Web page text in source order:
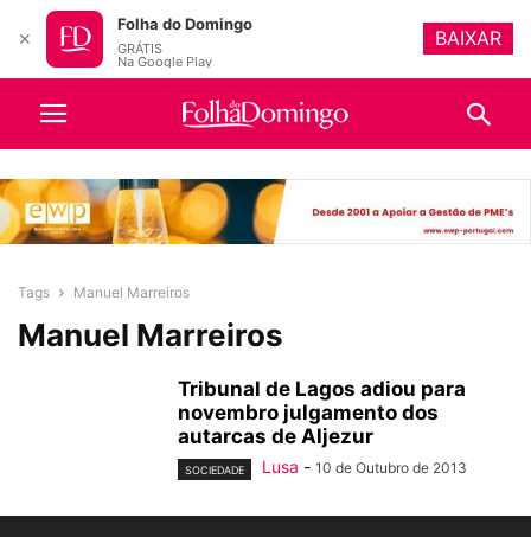
Tags Manuel Marreiros
Manuel Marreiros
Tribunal de Lagos adiou para
novembro julgamento dos
autarcas de Aljezur
SOCIEDADE Lusa - 10 de Outubro de 2013
✕
Folha do Domingo
GRÁTIS
Na Google Play
BAIXAR